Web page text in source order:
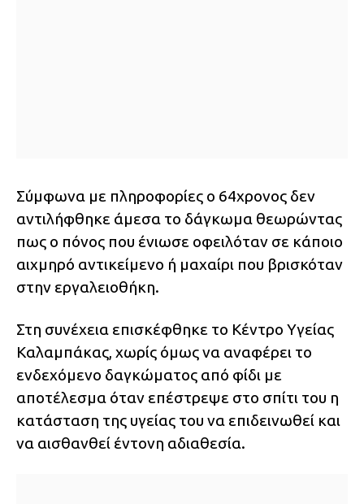
Σύμφωνα με πληροφορίες ο 64χρονος δεν
αντιλήφθηκε άμεσα το δάγκωμα θεωρώντας
πως ο πόνος που ένιωσε οφειλόταν σε κάποιο
αιχμηρό αντικείμενο ή μαχαίρι που βρισκόταν
στην εργαλειοθήκη.
Στη συνέχεια επισκέφθηκε το Κέντρο Υγείας
Καλαμπάκας, χωρίς όμως να αναφέρει το
ενδεχόμενο δαγκώματος από φίδι με
αποτέλεσμα όταν επέστρεψε στο σπίτι του η
κατάσταση της υγείας του να επιδεινωθεί και
να αισθανθεί έντονη αδιαθεσία.